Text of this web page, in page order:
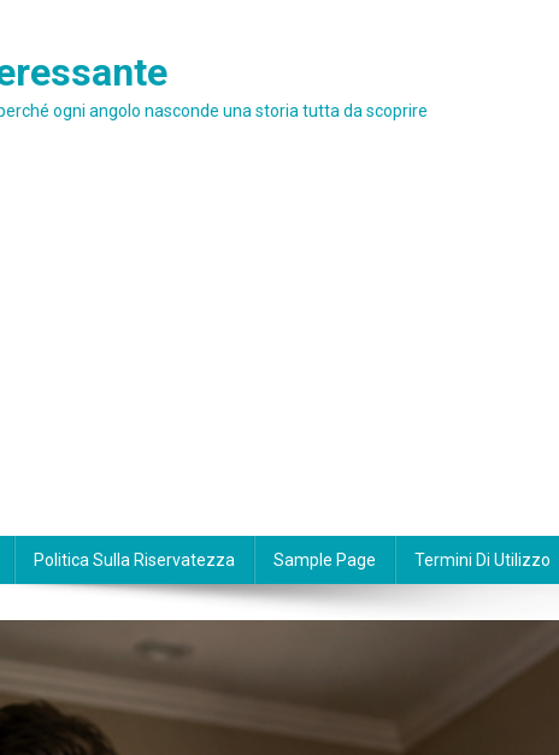
ogni angolo nasconde una storia tutta da scoprire
Politica Sulla Riservatezza Sample Page Termini Di Utilizzo